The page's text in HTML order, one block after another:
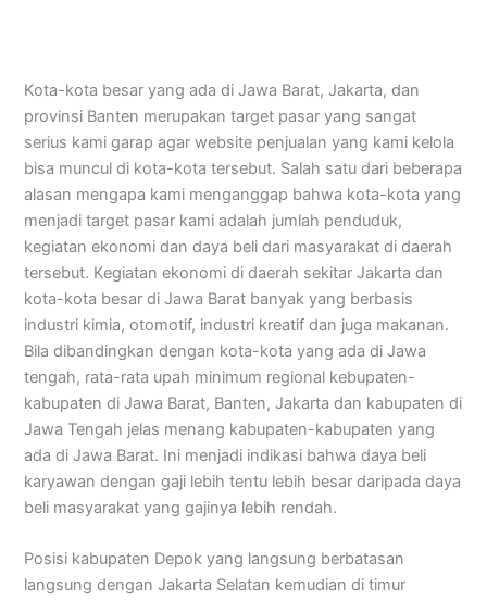
Kota-kota besar yang ada di Jawa Barat, Jakarta, dan
provinsi Banten merupakan target pasar yang sangat
serius kami garap agar website penjualan yang kami kelola
bisa muncul di kota-kota tersebut. Salah satu dari beberapa
alasan mengapa kami menganggap bahwa kota-kota yang
menjadi target pasar kami adalah jumlah penduduk,
kegiatan ekonomi dan daya beli dari masyarakat di daerah
tersebut. Kegiatan ekonomi di daerah sekitar Jakarta dan
kota-kota besar di Jawa Barat banyak yang berbasis
industri kimia, otomotif, industri kreatif dan juga makanan.
Bila dibandingkan dengan kota-kota yang ada di Jawa
tengah, rata-rata upah minimum regional kebupaten-
kabupaten di Jawa Barat, Banten, Jakarta dan kabupaten di
Jawa Tengah jelas menang kabupaten-kabupaten yang
ada di Jawa Barat. Ini menjadi indikasi bahwa daya beli
karyawan dengan gaji lebih tentu lebih besar daripada daya
beli masyarakat yang gajinya lebih rendah.
Posisi kabupaten Depok yang langsung berbatasan
langsung dengan Jakarta Selatan kemudian di timur